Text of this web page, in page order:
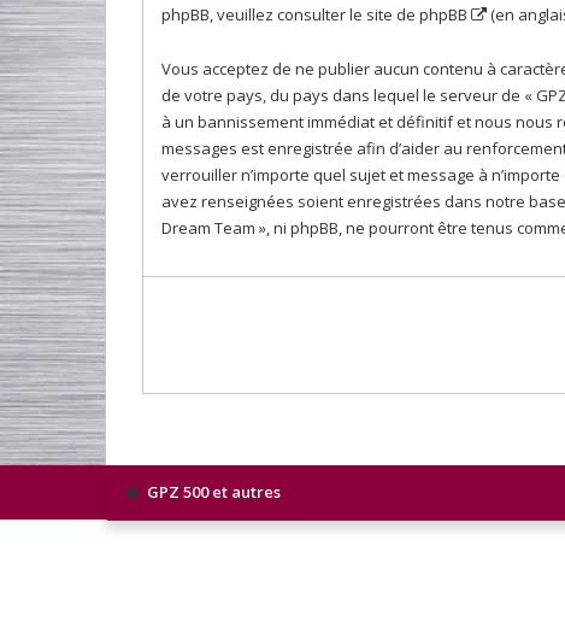
phpBB, veuillez consulterle site de phpBB (en
Vous acceptez de ne publier aucun contenu à
de votre pays, du pays dans lequel le serveur de «
à un bannissement immédiat et définitif et nous nous
messages est enregistrée afin d’aider au
verrouiller n’importe quel sujet et message à
avez renseignées soient enregistrées dans notre
Dream Team », ni phpBB, ne pourront être tenus
GPZ 500 et autres